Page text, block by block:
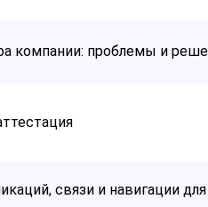
компании: проблемы и
связи и навигации для